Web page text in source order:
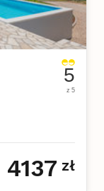
5
z 5
4137 zł